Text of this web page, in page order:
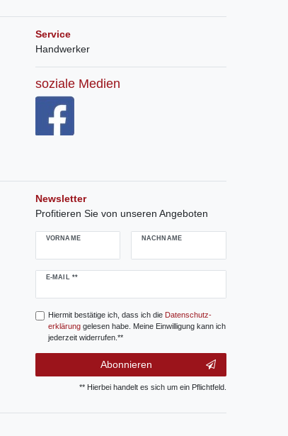
Service
Handwerker
soziale Medien
Newsletter
Profitieren Sie von unseren Angeboten
VORNAME NACHNAME
E-MAIL **
Newsletter
Hiermit bestätige ich, dass ich die Daten­schutz­
erklärunggelesen habe. Meine Einwilligung kann ich
jederzeit widerrufen.**
Abonnieren
** Hierbei handelt es sich um ein Pflichtfeld.